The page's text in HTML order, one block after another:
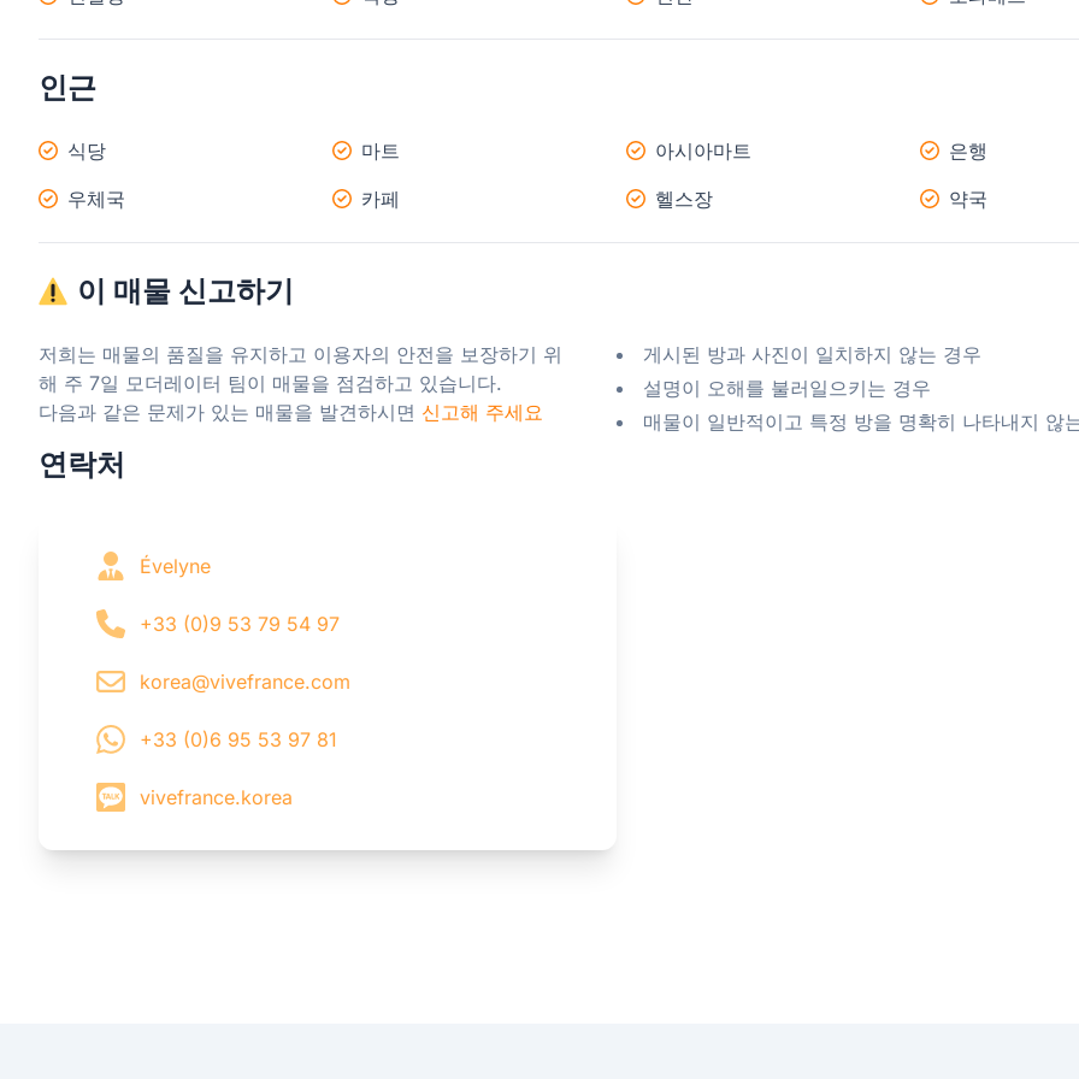
인근
식당 마트 아시아마트
은행
우체국
카페 헬스장 약국
이 매물 신고하기
저희는 매물의 품질을 유지하고 이용자의 안전을 보장하기 위
해 주 7일 모더레이터 팀이 매물을 점검하고 있습니다.
다음과 같은 문제가 있는 매물을 발견하시면 신고해 주세요
게시된 방과 사진이 일치하지 않는 경우
설명이 오해를 불러일으키는 경우
매물이 일반적이고 특정 방을 명확히 나타내지 않
연락처
Évelyne
+33 (0)9 53 79 54 97
korea@vivefrance.com
+33 (0)6 95 53 97 81
vivefrance.korea